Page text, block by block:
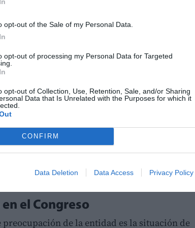
opt-out of the Sale of my Personal Data.
opt-out of processing my Personal Data for Targeted
opt-out of Collection, Use, Retention, Sale, and/or Sharing
Data that Is Unrelated with the Purposes for which it
CONFIRM
Data Deletion Data Access Privacy Policy
asociación, terminaron por impedir a la
parte relevante de su Derecho Civil
situación,el respaldo institucional,
estas competencias continúa siendo
sensibles como el derecho familiar,
adaptadas a las necesidades
aniversario de la sentencia, Juristes
aJuanfran Pérez Llorcaque asuma un
de una competencia histórica recogida
el Congreso
de la entidad es la situación de